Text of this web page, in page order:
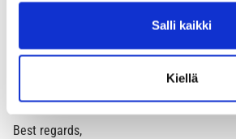
Salli kaikki
Kiellä
– May Day 1.5. closed.
Best regards,